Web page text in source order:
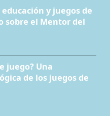
y juegos de
sobre el Mentor del
juego? Una
de los juegos de